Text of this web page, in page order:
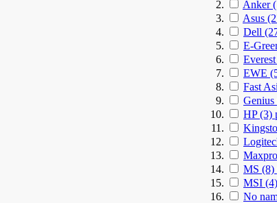
Anker
Asus
Dell
E-
Everest
EWE
Fast
Genius
HP (3)
MS (8)
MSI (4)
No